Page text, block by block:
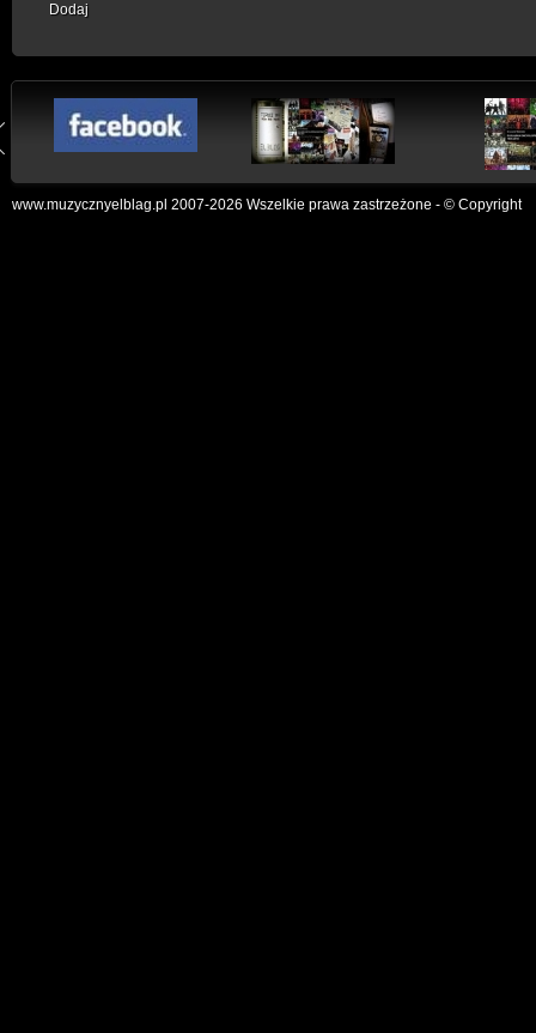
Dodaj
www.muzycznyelblag.pl 2007-2026 Wszelkie prawa zastrzeżone - © Copyright